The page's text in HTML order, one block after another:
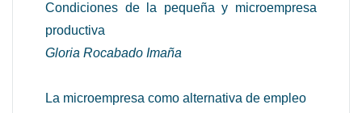
Condiciones de la pequeña y microempresa
productiva
Gloria Rocabado Imaña
La microempresa como alternativa de empleo